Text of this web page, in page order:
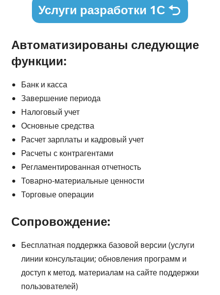
Услуги разработки 1С
Автоматизированы следующие
функции:
Банк и касса
Завершение периода
Налоговый учет
Основные средства
Расчет зарплаты и кадровый учет
Расчеты с контрагентами
Регламентированная отчетность
Товарно-материальные ценности
Торговые операции
Сопровождение:
Бесплатная поддержка базовой версии (услуги
линии консультации; обновления программ и
доступ к метод. материалам на сайте поддержки
пользователей)